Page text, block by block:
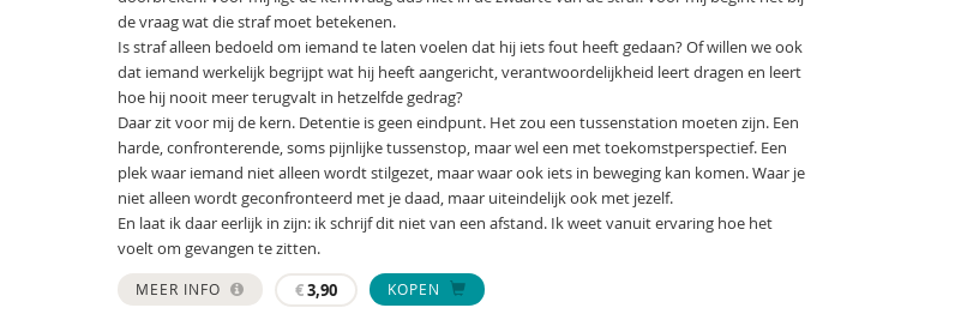
de vraag wat die straf moet betekenen.
Is straf alleen bedoeld om iemand te laten voelen dat hij iets fout heeft gedaan? Of willen we ook
dat iemand werkelijk begrijpt wat hij heeft aangericht, verantwoordelijkheid leert dragen en leert
hoe hij nooit meer terugvalt in hetzelfde gedrag?
Daar zit voor mij de kern. Detentie is geen eindpunt. Het zou een tussenstation moeten zijn. Een
harde, confronterende, soms pijnlijke tussenstop, maar wel een met toekomstperspectief. Een
plek waar iemand niet alleen wordt stilgezet, maar waar ook iets in beweging kan komen. Waar je
niet alleen wordt geconfronteerd met je daad, maar uiteindelijk ook met jezelf.
En laat ik daar eerlijk in zijn: ik schrijf dit niet van een afstand. Ik weet vanuit ervaring hoe het
voelt om gevangen te zitten.
MEER INFO €3,90 KOPEN